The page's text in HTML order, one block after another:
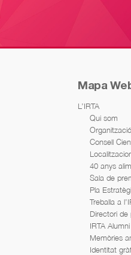
Mapa
L’IRTA
Qui som
Organització
Consell
40 anys
Sala de
Pla
Treballa a
Directori de
IRTA
Memòries
Identitat